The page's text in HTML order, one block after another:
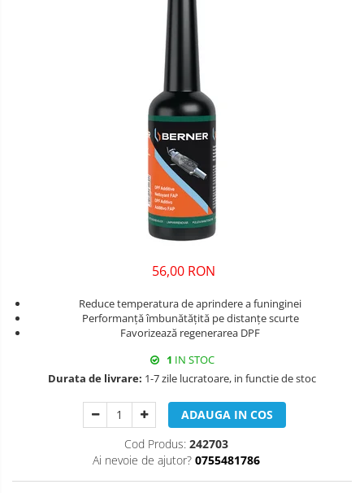
56,00 RON
Reduce temperatura de aprindere a funinginei
Performanță îmbunătățită pe distanțe scurte
Favorizează regenerarea DPF
1 IN STOC
Durata de livrare: 1-7 zile lucratoare, in functie de stoc
ADAUGA IN COS
Cod Produs: 242703
Ai nevoie de ajutor? 0755481786